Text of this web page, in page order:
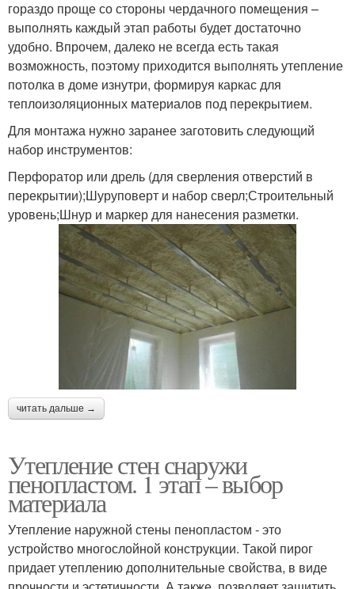
гораздо проще со стороны чердачного помещения –
выполнять каждый этап работы будет достаточно
удобно. Впрочем, далеко не всегда есть такая
возможность, поэтому приходится выполнять утепление
потолка в доме изнутри, формируя каркас для
теплоизоляционных материалов под перекрытием.
Для монтажа нужно заранее заготовить следующий
набор инструментов:
Перфоратор или дрель (для сверления отверстий в
перекрытии);Шуруповерт и набор сверл;Строительный
уровень;Шнур и маркер для нанесения разметки.
читать дальше →
Утепление стен снаружи
пенопластом. 1 этап – выбор
материала
Утепление наружной стены пенопластом - это
устройство многослойной конструкции. Такой пирог
придает утеплению дополнительные свойства, в виде